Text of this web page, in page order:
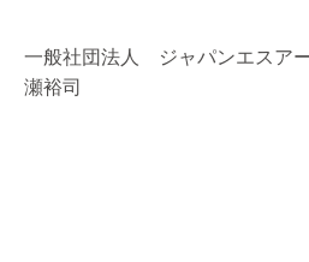
一般社団法人 ジャパンエス
瀬裕司